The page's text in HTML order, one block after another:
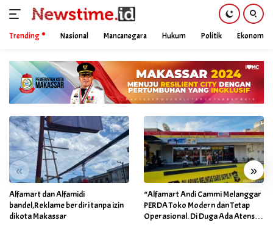
content
Trending Nasional Mancanegara Hukum Politik Ekonomi
« »
Alfamart dan Alfamidi
bandel,Reklame berdiri tanpa izin
dikota Makassar
“Alfamart Andi Cammi Melanggar
PERDA Toko Modern dan Tetap
Operasional. Di Duga Ada Atensi